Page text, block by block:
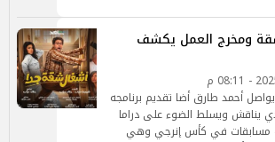
ومخرج العمل يكشف
أحمد طارق أضا تقديم برنامجه
يناقش ويسلط الضوء على دراما
مسابقات في كأس إنرجي وهي